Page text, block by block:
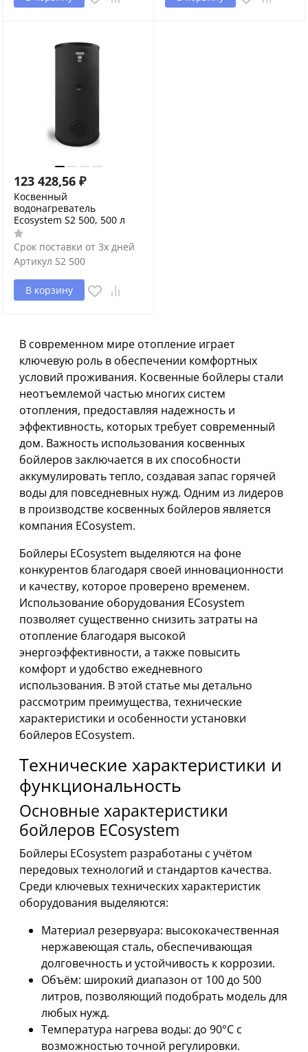
123 428,56 ₽
Косвенный
водонагреватель
Ecosystem S2 500, 500 л
Срок поставки от 3х дней
Артикул S2 500
В корзину
В современном мире отопление играет
ключевую роль в обеспечении комфортных
условий проживания. Косвенные бойлеры стали
неотъемлемой частью многих систем
отопления, предоставляя надежность и
эффективность, которых требует современный
дом. Важность использования косвенных
бойлеров заключается в их способности
аккумулировать тепло, создавая запас горячей
воды для повседневных нужд. Одним из лидеров
в производстве косвенных бойлеров является
компания ECosystem.
Бойлеры ECosystem выделяются на фоне
конкурентов благодаря своей инновационности
и качеству, которое проверено временем.
Использование оборудования ECosystem
позволяет существенно снизить затраты на
отопление благодаря высокой
энергоэффективности, а также повысить
комфорт и удобство ежедневного
использования. В этой статье мы детально
рассмотрим преимущества, технические
характеристики и особенности установки
бойлеров ECosystem.
Технические характеристики и
функциональность
Основные характеристики
бойлеров ECosystem
Бойлеры ECosystem разработаны с учётом
передовых технологий и стандартов качества.
Среди ключевых технических характеристик
оборудования выделяются:
Материал резервуара: высококачественная
нержавеющая сталь, обеспечивающая
долговечность и устойчивость к коррозии.
Объём: широкий диапазон от 100 до 500
литров, позволяющий подобрать модель для
любых нужд.
Температура нагрева воды: до 90°C с
возможностью точной регулировки.